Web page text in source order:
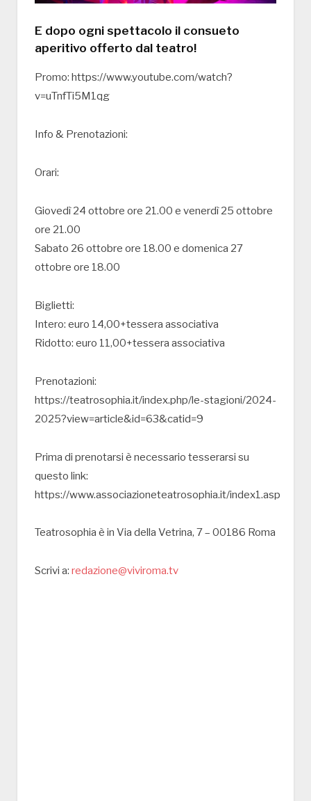
E dopo ogni spettacolo il consueto
aperitivo offerto dal teatro!
Promo: https://www.youtube.com/watch?
v=uTnfTi5M1qg
Info & Prenotazioni:
Orari:
Giovedì 24 ottobre ore 21.00 e venerdì 25 ottobre
ore 21.00
Sabato 26 ottobre ore 18.00 e domenica 27
ottobre ore 18.00
Biglietti:
Intero: euro 14,00+tessera associativa
Ridotto: euro 11,00+tessera associativa
Prenotazioni:
https://teatrosophia.it/index.php/le-stagioni/2024-
2025?view=article&id=63&catid=9
Prima di prenotarsi è necessario tesserarsi su
questo link:
https://www.associazioneteatrosophia.it/index1.asp
Teatrosophia è in Via della Vetrina, 7 – 00186 Roma
Scrivi a: redazione@viviroma.tv